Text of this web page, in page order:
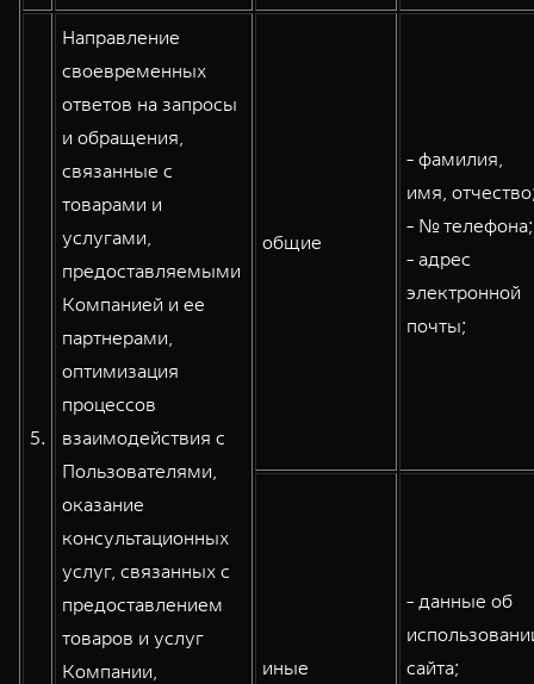
5.
Направление
своевременных
ответов на запросы
и обращения,
связанные с
товарами и
услугами,
предоставляемыми
Компанией и ее
партнерами,
оптимизация
процессов
взаимодействия с
Пользователями,
оказание
консультационных
услуг, связанных с
предоставлением
товаров и услуг
Компании,
общие
- фамилия,
имя,
- № телефона;
- адрес
электронной
почты;
иные
- данные об
сайта;